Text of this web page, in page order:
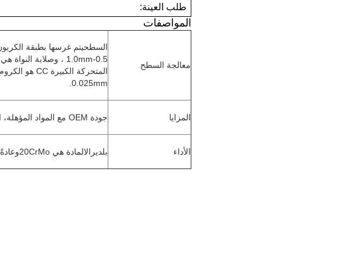
طلب العينة:
المواصفات
معالجة السطح
السطح
المتحركة الكبيرة CC هو الكروم الصلب
0.025mm.
المزايا جودة OEM مع المواد المؤهلة، التكنولوجيا المتقدمة، مراقبة جودة صارمة.
الأداء بلديرالالمادة هي 20CrMo وعادةً